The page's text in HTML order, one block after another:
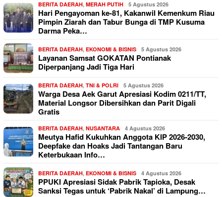
BERITA DAERAH, MERAH PUTIH 5 Agustus 2026
Hari Pengayoman ke-81, Kakanwil Kemenkum Riau
Pimpin Ziarah dan Tabur Bunga di TMP Kusuma
Darma Peka…
BERITA DAERAH, EKONOMI & BISNIS 5 Agustus 2026
Layanan Samsat GOKATAN Pontianak
Diperpanjang Jadi Tiga Hari
BERITA DAERAH, TNI & POLRI 5 Agustus 2026
Warga Desa Aek Garut Apresiasi Kodim 0211/TT,
Material Longsor Dibersihkan dan Parit Digali
Gratis
BERITA DAERAH, NUSANTARA 4 Agustus 2026
Meutya Hafid Kukuhkan Anggota KIP 2026-2030,
Deepfake dan Hoaks Jadi Tantangan Baru
Keterbukaan Info…
BERITA DAERAH, EKONOMI & BISNIS 4 Agustus 2026
PPUKI Apresiasi Sidak Pabrik Tapioka, Desak
Sanksi Tegas untuk ‘Pabrik Nakal’ di Lampung…